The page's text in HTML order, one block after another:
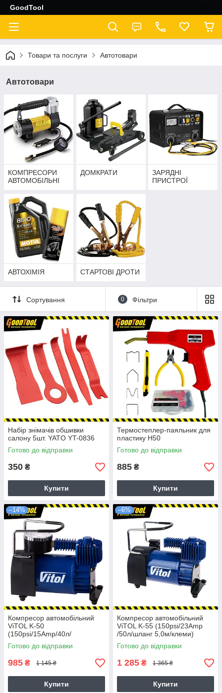
GoodTool
Товари та послуги Автотовари
Автотовари
КОМПРЕСОРИ
АВТОМОБІЛЬНІ
ДОМКРАТИ
ЗАРЯДНІ
ПРИСТРОЇ
АВТОХІМІЯ СТАРТОВІ ДРОТИ
Сортування 0 Фільтри
Набір знімачів обшивки
салону 5шт. YATO YT-0836
Готово до відправки
350 ₴
Купити
Термостеплер-паяльник для
пластику H50
Готово до відправки
885 ₴
Купити
–14%
Компресор автомобільний
ViTOL K-50
(150psi/15Amp/40л/
прикурювач)
Готово до відправки
985 ₴ 1 145 ₴
Купити
–6%
Компресор автомобільний
ViTOL K-55 (150psi/23Amp
/50л/шланг 5,0м/клеми)
Готово до відправки
1 285 ₴ 1 365 ₴
Купити